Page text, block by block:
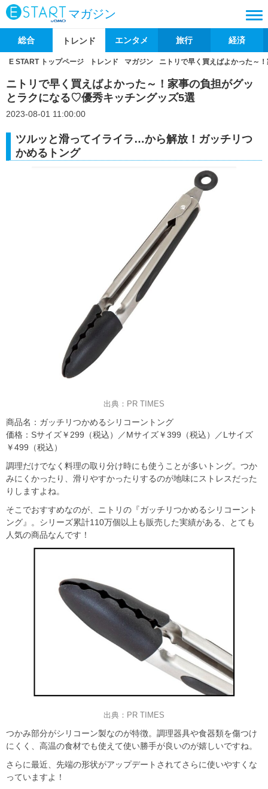
マガジン
総合 トレンド エンタメ 旅行 経済
E START トップページ トレンド マガジン ニトリで早く買えばよかった～
ニトリで早く買えばよかった～！家事の負担がグッ
とラクになる♡優秀キッチングッズ5選
2023-08-01 11:00:00
ツルッと滑ってイライラ…から解放！ガッチリつ
かめるトング
出典：PR TIMES
商品名：ガッチリつかめるシリコーントング
価格：Sサイズ￥299（税込）／Mサイズ￥399（税込）／Lサイズ
￥499（税込）
調理だけでなく料理の取り分け時にも使うことが多いトング。つか
みにくかったり、滑りやすかったりするのが地味にストレスだった
りしますよね。
そこでおすすめなのが、ニトリの『ガッチリつかめるシリコーント
ング』。シリーズ累計110万個以上も販売した実績がある、とても
人気の商品なんです！
出典：PR TIMES
つかみ部分がシリコーン製なのが特徴。調理器具や食器類を傷つけ
にくく、高温の食材でも使えて使い勝手が良いのが嬉しいですね。
さらに最近、先端の形状がアップデートされてさらに使いやすくな
っていますよ！